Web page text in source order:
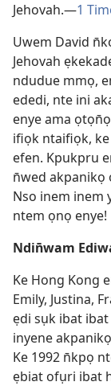
Jehovah.—1
Uwem David
Jehovah
ndudue mmọ,
ededi, nte ini
enye ama
ifiọk ntaifiọk,
efen. Kpukpru
n̄wed akpanikọ
Nso inem inem
ntem ọnọ enye!
Ndin̄wam
Ke Hong Kong
Emily, Justina,
ẹdi sụk ibat
inyene
Ke 1992 n̄kpọ
ẹbiat ofụri ibat